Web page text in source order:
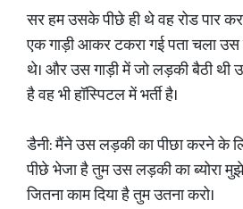
सर हम उसके पीछे ही थे वह रोड पार
एक गाड़ी आकर टकरा गई पता चला
थे। और उस गाड़ी में जो लड़की बैठी थी
है वह भी हॉस्पिटल में भर्ती है।
डैनी: मैंने उस लड़की का पीछा करने के
पीछे भेजा है तुम उस लड़की का ब्योरा
जितना काम दिया है तुम उतना करो।